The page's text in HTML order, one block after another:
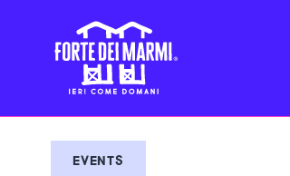
EVENTS